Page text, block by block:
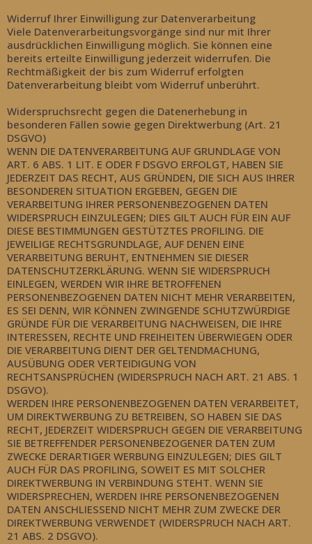
Widerruf Ihrer Einwilligung zur Datenverarbeitung
Viele Datenverarbeitungsvorgänge sind nur mit Ihrer
ausdrücklichen Einwilligung möglich. Sie können eine
bereits erteilte Einwilligung jederzeit widerrufen. Die
Rechtmäßigkeit der bis zum Widerruf erfolgten
Datenverarbeitung bleibt vom Widerruf unberührt.
Widerspruchsrecht gegen die Datenerhebung in
besonderen Fällen sowie gegen Direktwerbung (Art. 21
DSGVO)
WENN DIE DATENVERARBEITUNG AUF GRUNDLAGE VON
ART. 6 ABS. 1 LIT. E ODER F DSGVO ERFOLGT, HABEN SIE
JEDERZEIT DAS RECHT, AUS GRÜNDEN, DIE SICH AUS IHRER
BESONDEREN SITUATION ERGEBEN, GEGEN DIE
VERARBEITUNG IHRER PERSONENBEZOGENEN DATEN
WIDERSPRUCH EINZULEGEN; DIES GILT AUCH FÜR EIN AUF
DIESE BESTIMMUNGEN GESTÜTZTES PROFILING. DIE
JEWEILIGE RECHTSGRUNDLAGE, AUF DENEN EINE
VERARBEITUNG BERUHT, ENTNEHMEN SIE DIESER
DATENSCHUTZERKLÄRUNG. WENN SIE WIDERSPRUCH
EINLEGEN, WERDEN WIR IHRE BETROFFENEN
PERSONENBEZOGENEN DATEN NICHT MEHR VERARBEITEN,
ES SEI DENN, WIR KÖNNEN ZWINGENDE SCHUTZWÜRDIGE
GRÜNDE FÜR DIE VERARBEITUNG NACHWEISEN, DIE IHRE
INTERESSEN, RECHTE UND FREIHEITEN ÜBERWIEGEN ODER
DIE VERARBEITUNG DIENT DER GELTENDMACHUNG,
AUSÜBUNG ODER VERTEIDIGUNG VON
RECHTSANSPRÜCHEN (WIDERSPRUCH NACH ART. 21 ABS. 1
DSGVO).
WERDEN IHRE PERSONENBEZOGENEN DATEN VERARBEITET,
UM DIREKTWERBUNG ZU BETREIBEN, SO HABEN SIE DAS
RECHT, JEDERZEIT WIDERSPRUCH GEGEN DIE VERARBEITUNG
SIE BETREFFENDER PERSONENBEZOGENER DATEN ZUM
ZWECKE DERARTIGER WERBUNG EINZULEGEN; DIES GILT
AUCH FÜR DAS PROFILING, SOWEIT ES MIT SOLCHER
DIREKTWERBUNG IN VERBINDUNG STEHT. WENN SIE
WIDERSPRECHEN, WERDEN IHRE PERSONENBEZOGENEN
DATEN ANSCHLIESSEND NICHT MEHR ZUM ZWECKE DER
DIREKTWERBUNG VERWENDET (WIDERSPRUCH NACH ART.
21 ABS. 2 DSGVO).